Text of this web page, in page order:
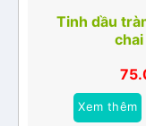
Tinh dầu
Xem thêm